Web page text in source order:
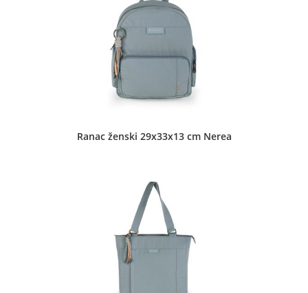
Ranac ženski 29x33x13 cm Nerea